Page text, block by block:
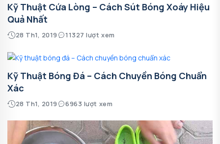
Kỹ Thuật Cứa Lòng – Cách Sút Bóng Xoáy Hiệu
Quả Nhất
28 Th1, 2019 11327 lượt xem
Kỹ Thuật Bóng Đá – Cách Chuyền Bóng Chuẩn
Xác
28 Th1, 2019 6963 lượt xem